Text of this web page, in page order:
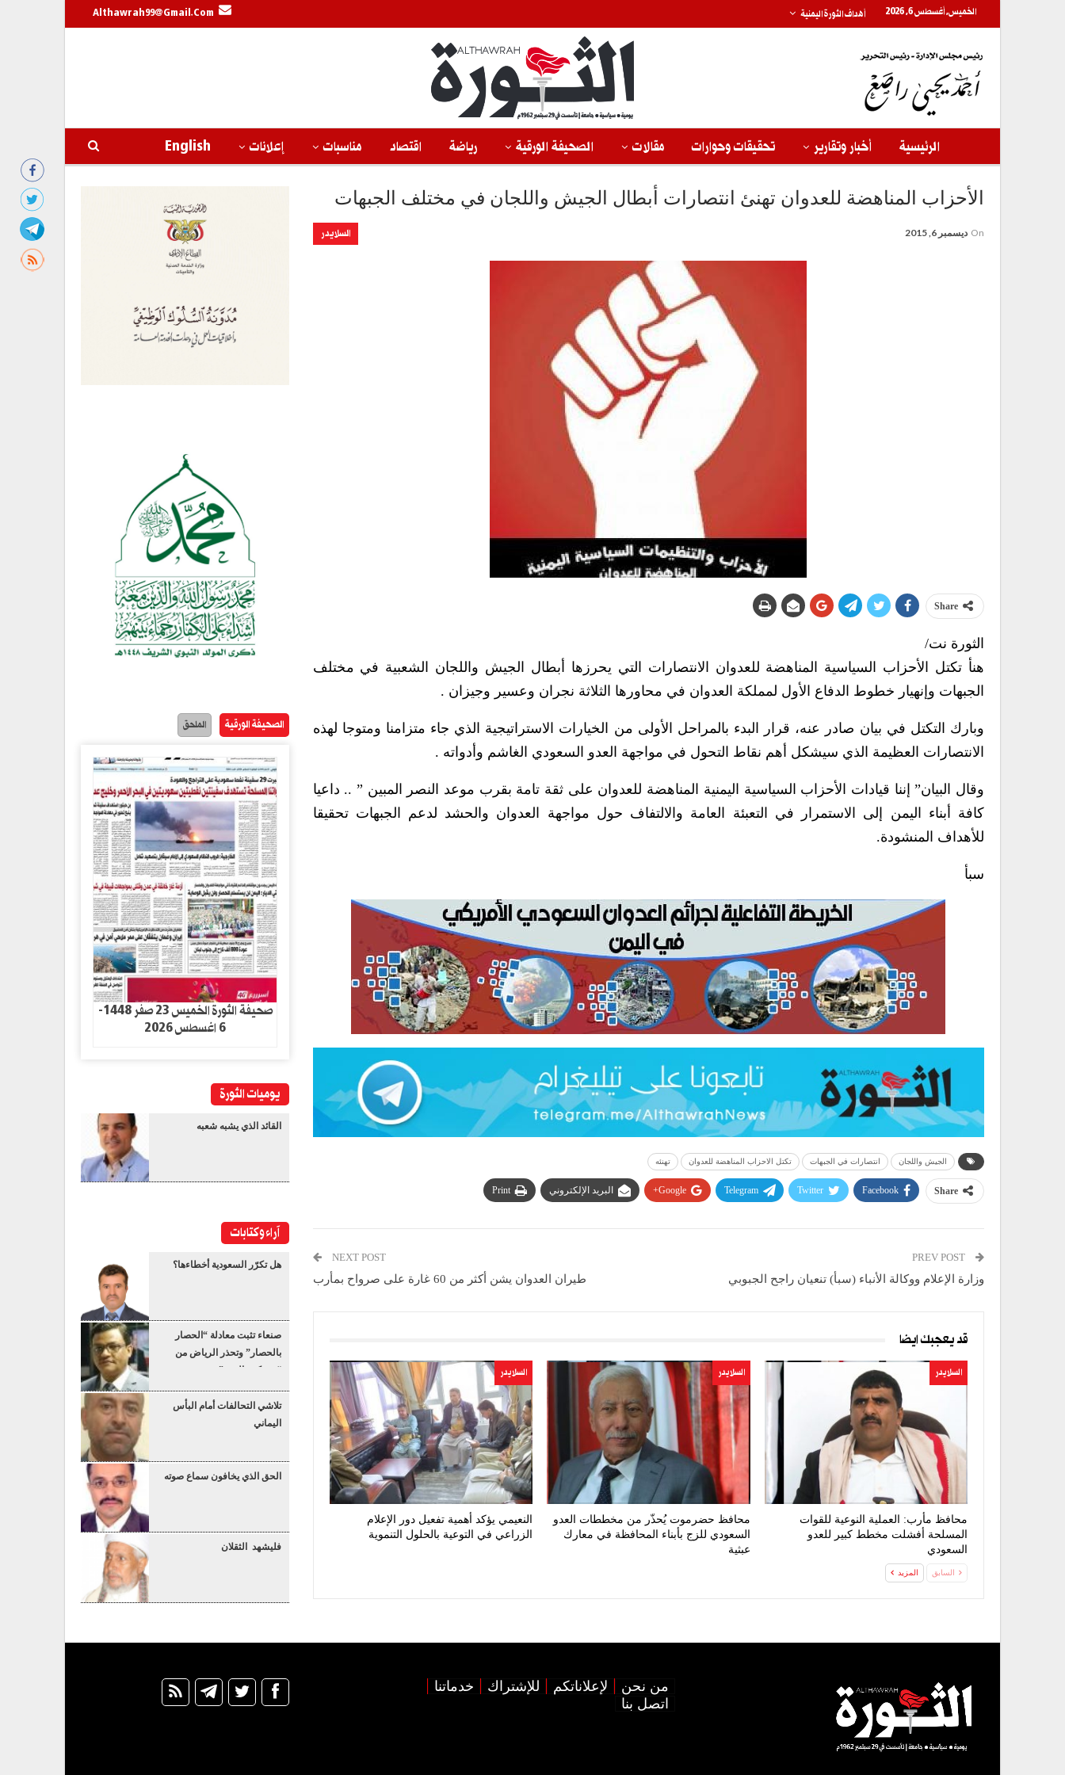
الخميس, أغسطس 6, 2026 أهداف الثورة اليمنية Althawrah99@gmail.com
الرئيسية أخبار وتقارير تحقيقات وحوارات مقالات الصحيفة الورقية رياضة اقتصاد مناسبات إعلانات English
الأحزاب المناهضة للعدوان تهنئ انتصارات أبطال الجيش واللجان في مختلف الجبهات
السلايدر On ديسمبر 6, 2015
Share
الثورة نت/
هنأ تكتل الأحزاب السياسية المناهضة للعدوان الانتصارات التي يحرزها أبطال الجيش واللجان الشعبية في مختلف
الجبهات وإنهيار خطوط الدفاع الأول لمملكة العدوان في محاورها الثلاثة نجران وعسير وجيزان .
وبارك التكتل في بيان صادر عنه، قرار البدء بالمراحل الأولى من الخيارات الاستراتيجية الذي جاء متزامنا ومتوجا لهذه
الانتصارات العظيمة الذي سيشكل أهم نقاط التحول في مواجهة العدو السعودي الغاشم وأدواته .
وقال البيان” إننا قيادات الأحزاب السياسية اليمنية المناهضة للعدوان على ثقة تامة بقرب موعد النصر المبين ” .. داعيا
كافة أبناء اليمن إلى الاستمرار في التعبئة العامة والالتفاف حول مواجهة العدوان والحشد لدعم الجبهات تحقيقا
للأهداف المنشودة.
سبأ
الجيش واللجان انتصارات في الجبهات تكتل الاحزاب المناهضة للعدوان تهنئه
Share
Facebook
Twitter
Telegram
Google+ البريد الإلكتروني Print
وزارة الإعلام ووكالة الأنباء (سبأ) تنعيان راجح الجبوبي
NEXT POST
طيران العدوان يشن أكثر من 60 غارة على صرواح بمأرب
قد يعجبك ايضا
السلايدر
محافظ مأرب: العملية النوعية للقوات
المسلحة أفشلت مخطط كبير للعدو
السعودي
السلايدر
محافظ حضرموت يُحذّر من مخططات العدو
السعودي للزج بأبناء المحافظة في معارك
عبثية
السلايدر
النعيمي يؤكد أهمية تفعيل دور الإعلام
الزراعي في التوعية بالحلول التنموية
السابق المزيد
الصحيفة الورقية الملحق
صحيفة الثورة الخميس 23 صفر 1448-
6 اغسطس 2026
يوميات الثورة
القائد الذي يشبه شعبه
آراء وكتابات
هل تكرّر السعودية أخطاءها؟
صنعاء تثبت معادلة “الحصار
بالحصار” وتحذر الرياض من
“عسكرة البحر”
تلاشي التحالفات أمام البأس
اليماني
الحق الذي يخافون سماع صوته
فليشهد الثقلان
من نحن لإعلاناتكم للإشتراك
خدماتنا
اتصل بنا